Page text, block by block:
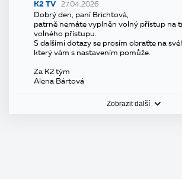
K2 TV
27.04.2026
Dobrý den, paní Brichtová,
patrně nemáte vyplněn volný přístup na
volného přístupu.
S dalšími dotazy se prosím obraťte na
který vám s nastavením pomůže.
Za K2 tým
Alena Bártová
Zobrazit další